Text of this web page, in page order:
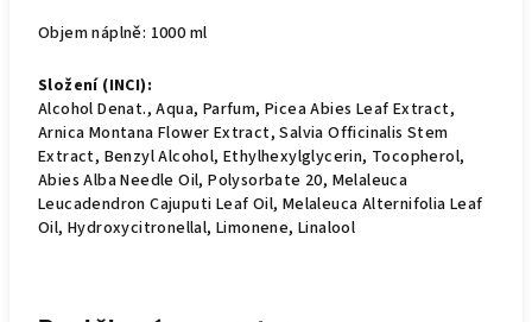
Objem náplně: 1000 ml
Složení (INCI):
Alcohol Denat., Aqua, Parfum, Picea Abies Leaf Extract,
Arnica Montana Flower Extract, Salvia Officinalis Stem
Extract, Benzyl Alcohol, Ethylhexylglycerin, Tocopherol,
Abies Alba Needle Oil, Polysorbate 20, Melaleuca
Leucadendron Cajuputi Leaf Oil, Melaleuca Alternifolia Leaf
Oil, Hydroxycitronellal, Limonene, Linalool